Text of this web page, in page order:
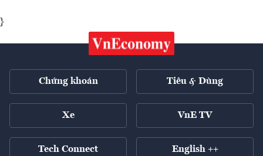
}
Chứng khoán Tiêu & Dùng
Xe VnE TV
Tech Connect English ++